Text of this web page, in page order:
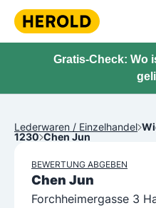
Gratis-Check: Wo
Lederwaren / Einzelhandel
1230 Chen Jun
BEWERTUNG ABGEBEN
Chen Jun
Forchheimergasse 3